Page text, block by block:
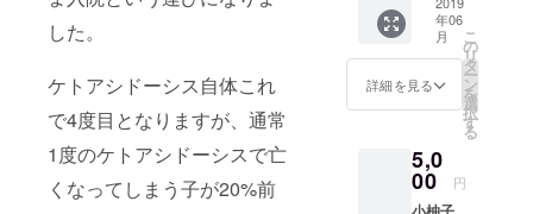
した。
ケトアシドーシス自体これ
で4度目となりますが、通常
1度のケトアシドーシスで亡
くなってしまう子が20%前
カード
をお送
りしま
す！ ※
画像は
イメー
年06
月
詳細を見る
こ
の
リ
タ
ー
ン
を
選
択
す
る
5,0
00 円